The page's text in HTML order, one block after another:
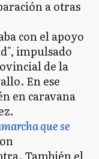
a otras
con el apoyo
impulsado
de la
En ese
en caravana
que se
También el